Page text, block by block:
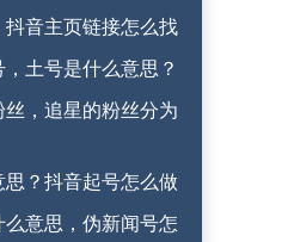
音主页链接怎么找
土号是什么意思？
，追星的粉丝分为
？抖音起号怎么做
意思，伪新闻号怎